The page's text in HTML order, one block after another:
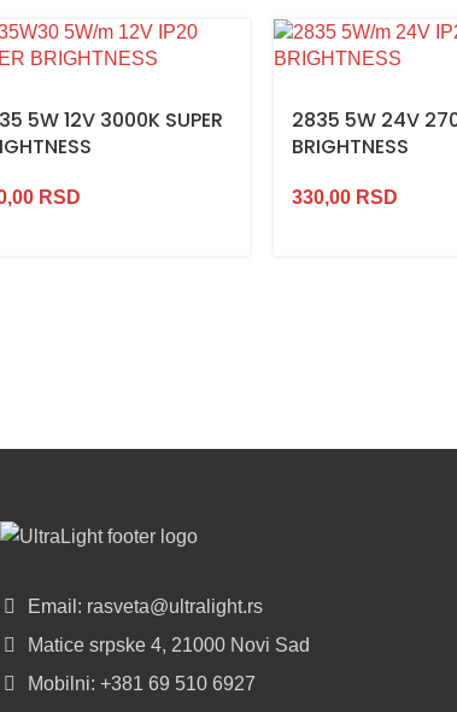
5W 12V 3000K SUPER
RSD
2835 5W 24V
BRIGHTNESS
330,00 RSD
LED
SIJALICA
u regionu
POGLEDAJ
Email: rasveta@ultralight.rs
Matice srpske 4, 21000 Novi Sad
Mobilni: +381 69 510 6927